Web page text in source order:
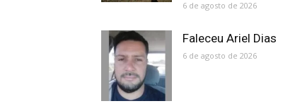
6 de agosto de 2026
Faleceu Ariel Dias
6 de agosto de 2026